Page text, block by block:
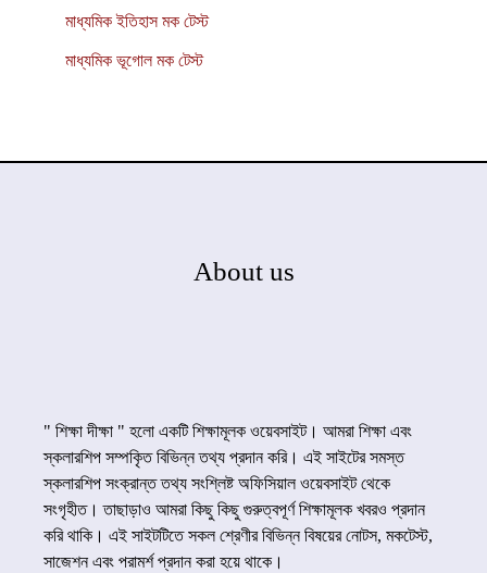
মাধ্যমিক ইতিহাস মক টেস্ট
মাধ্যমিক ভূগোল মক টেস্ট
About us
" শিক্ষা দীক্ষা " হলো একটি শিক্ষামূলক ওয়েবসাইট। আমরা শিক্ষা এবং
স্কলারশিপ সম্পকৃিত বিভিন্ন তথ্য প্রদান করি। এই সাইটের সমস্ত
স্কলারশিপ সংক্রান্ত তথ্য সংশ্লিষ্ট অফিসিয়াল ওয়েবসাইট থেকে
সংগৃহীত। তাছাড়াও আমরা কিছু কিছু গুরুত্বপূর্ণ শিক্ষামূলক খবরও প্রদান
করি থাকি। এই সাইটটিতে সকল শ্রেণীর বিভিন্ন বিষয়ের নোটস, মকটেস্ট,
সাজেশন এবং পরামর্শ প্রদান করা হয়ে থাকে।